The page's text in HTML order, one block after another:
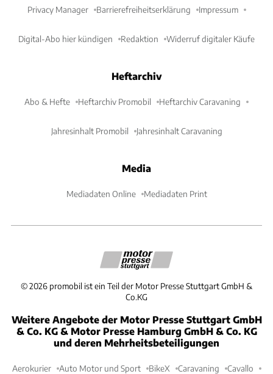
Privacy Manager Barrierefreiheitserklärung Impressum
Digital-Abo hier kündigen Redaktion Widerruf digitaler Käufe
Heftarchiv
Abo & Hefte Heftarchiv Promobil Heftarchiv Caravaning
Jahresinhalt Promobil Jahresinhalt Caravaning
Media
Mediadaten Online Mediadaten Print
©2026 promobil ist ein Teil der Motor Presse Stuttgart GmbH &
Co.KG
Weitere Angebote der Motor Presse Stuttgart GmbH
& Co. KG & Motor Presse Hamburg GmbH & Co. KG
und deren Mehrheitsbeteiligungen
Aerokurier Auto Motor und Sport BikeX Caravaning Cavallo